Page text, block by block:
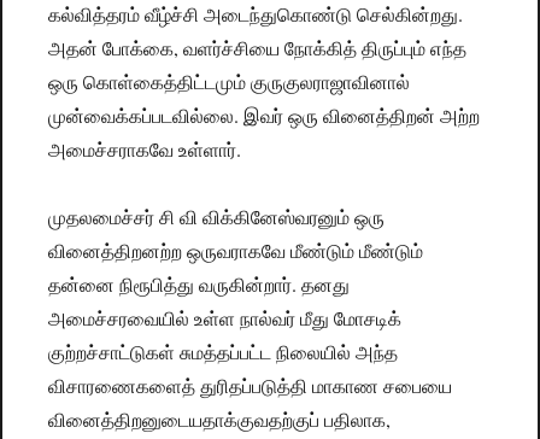
கல்வித்தரம் வீழ்ச்சி அடைந்துகொண்டு செல்கின்றது.
அதன் போக்கை, வளர்ச்சியை நோக்கித் திருப்பும் எந்த
ஒரு கொள்கைத்திட்டமும் குருகுலராஜாவினால்
முன்வைக்கப்படவில்லை. இவர் ஒரு வினைத்திறன் அற்ற
அமைச்சராகவே உள்ளார்.
முதலமைச்சர் சி வி விக்கினேஸ்வரனும் ஒரு
வினைத்திறனற்ற ஒருவராகவே மீண்டும் மீண்டும்
தன்னை நிரூபித்து வருகின்றார். தனது
அமைச்சரவையில் உள்ள நால்வர் மீது மோசடிக்
குற்றச்சாட்டுகள் சுமத்தப்பட்ட நிலையில் அந்த
விசாரணைகளைத் துரிதப்படுத்தி மாகாண சபையை
வினைத்திறனுடையதாக்குவதற்குப் பதிலாக,